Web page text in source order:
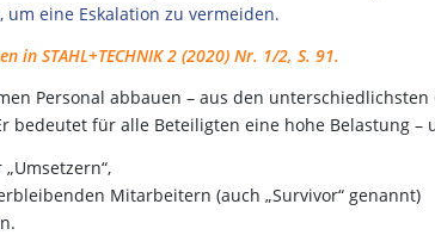
eine Eskalation zu vermeiden.
in STAHL+TECHNIK 2 (2020) Nr. 1/2, S. 91.
Personal abbauen – aus den unterschiedlichsten
bedeutet für alle Beteiligten eine hohe Belastung –
Mitarbeitern (auch „Survivor“ genannt)